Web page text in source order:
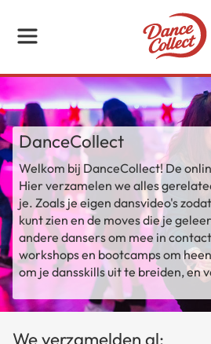
DanceCollect
Welkom bij DanceCollect! De
Hier verzamelen we alles
je. Zoals je eigen dansvideo's
kunt zien en de moves die je
andere dansers om mee in
workshops en bootcamps om
om je dansskills uit te breiden, en
We verzamelden al: